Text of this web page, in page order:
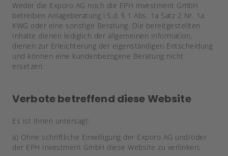
Weder die Exporo AG noch die EPH Investment GmbH
betreiben Anlageberatung i.S.d. § 1 Abs. 1a Satz 2 Nr. 1a
KWG oder eine sonstige Beratung. Die bereitgestellten
Inhalte dienen lediglich der allgemeinen Information,
dienen zur Erleichterung der eigenständigen Entscheidung
und können eine kundenbezogene Beratung nicht
ersetzen.
Verbote betreffend diese Website
Es ist Ihnen untersagt:
a) Ohne schriftliche Einwilligung der Exporo AG und/oder
der EPH Investment GmbH diese Website zu verlinken;